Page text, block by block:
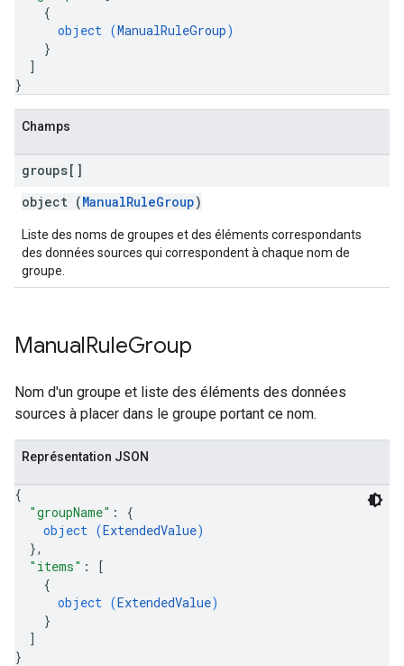
{
object (ManualRuleGroup)
}
]
}
Champs
groups[]
object (ManualRuleGroup)
Liste des noms de groupes et des éléments correspondants
des données sources qui correspondent à chaque nom de
groupe.
ManualRuleGroup
Nom d'un groupe et liste des éléments des données
sources à placer dans le groupe portant ce nom.
Représentation JSON
{
"groupName" : {
object (ExtendedValue)
},
"items" :
[
{
object (ExtendedValue)
}
]
}